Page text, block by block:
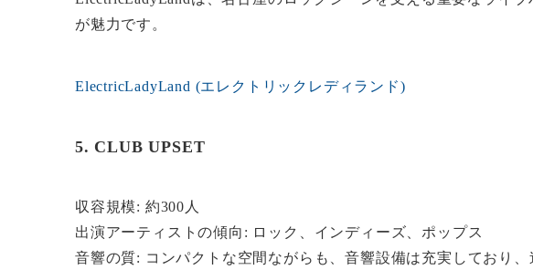
が魅力です。
ElectricLadyLand (エレクトリックレディランド)
5. CLUB UPSET
収容規模: 約300人
出演アーティストの傾向: ロック、インディーズ、ポップス
音響の質: コンパクトな空間ながらも、音響設備は充実しており、